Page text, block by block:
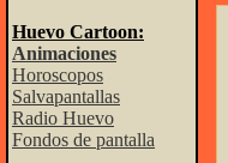
Huevo Cartoon:
Animaciones
Horoscopos
Salvapantallas
Radio Huevo
Fondos de pantalla